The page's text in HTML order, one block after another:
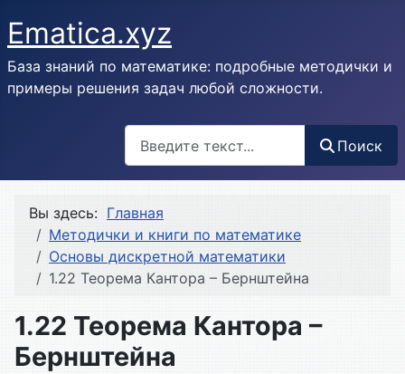
Ematica.xyz
База знаний по математике: подробные методички и
примеры решения задач любой сложности.
Поиск
Вы здесь: Главная
Методички и книги по математике
Основы дискретной математики
1.22 Теорема Кантора – Бернштейна
1.22 Теорема Кантора –
Бернштейна